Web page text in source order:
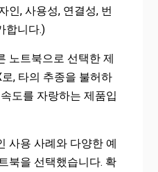
인, 사용성, 연결성, 번
합니다.)
노트북으로 선택한 제
, 타의 추종을 불허하
도를 자랑하는 제품입
사용 사례와 다양한 예
북을 선택했습니다. 확